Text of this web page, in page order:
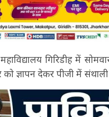
महाविद्यालय गिरिडीह में
को ज्ञापन देकर पीजी में